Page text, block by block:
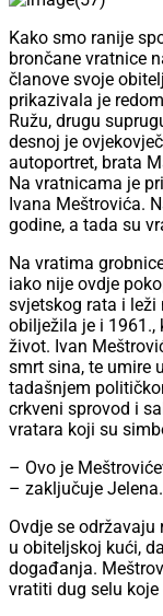
Kako smo ranije
brončane vratnice
članove svoje
prikazivala je
Ružu, drugu
desnoj je
autoportret, brata
Na vratnicama je
Ivana Meštrovića.
godine, a tada su
Na vratima
iako nije ovdje
svjetskog rata i leži
obilježila je i 1961.,
život. Ivan
smrt sina, te umire
tadašnjem
crkveni sprovod i
vratara koji su
– Ovo je
– zaključuje Jelena.
Ovdje se održavaju
u obiteljskoj kući,
događanja.
vratiti dug selu